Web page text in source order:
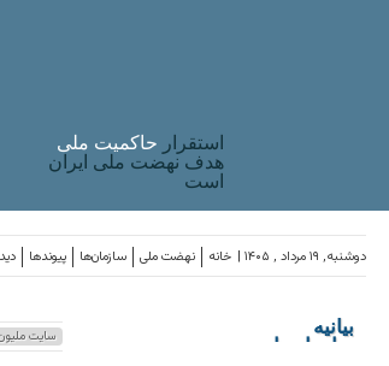
استقرار حاکميت ملی
هدف نهضت ملی ایران
است
پیوندها سازمان‌ها نهضت ملی خانه دوشنبه, ۱۹ مرداد , ۱۴۰۵ |
سایت
بیانیه
سازمان‌های